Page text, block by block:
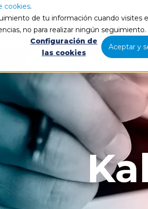
cookies.
de tu información cuando visites
no para realizar ningún seguimiento.
Configuración de
las cookies
Aceptar y